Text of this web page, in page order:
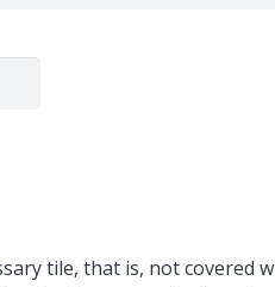
tile, that is, not covered